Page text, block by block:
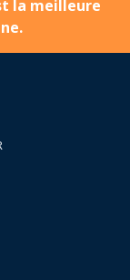
la meilleure